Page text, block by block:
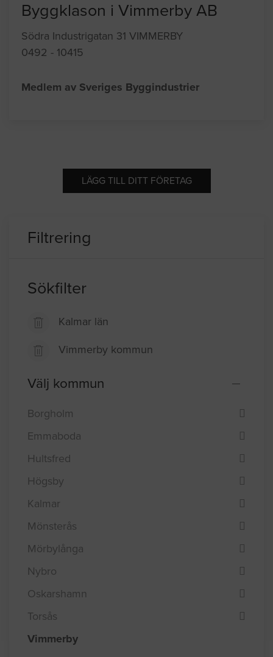
Byggklason i Vimmerby AB
Södra Industrigatan 31 VIMMERBY
0492 - 10415
Medlem av Sveriges Byggindustrier
LÄGG TILL DITT FÖRETAG
Filtrering
Sökfilter
Kalmar län
Vimmerby kommun
Välj kommun
Borgholm
Emmaboda
Hultsfred
Högsby
Kalmar
Mönsterås
Mörbylånga
Nybro
Oskarshamn
Torsås
Vimmerby